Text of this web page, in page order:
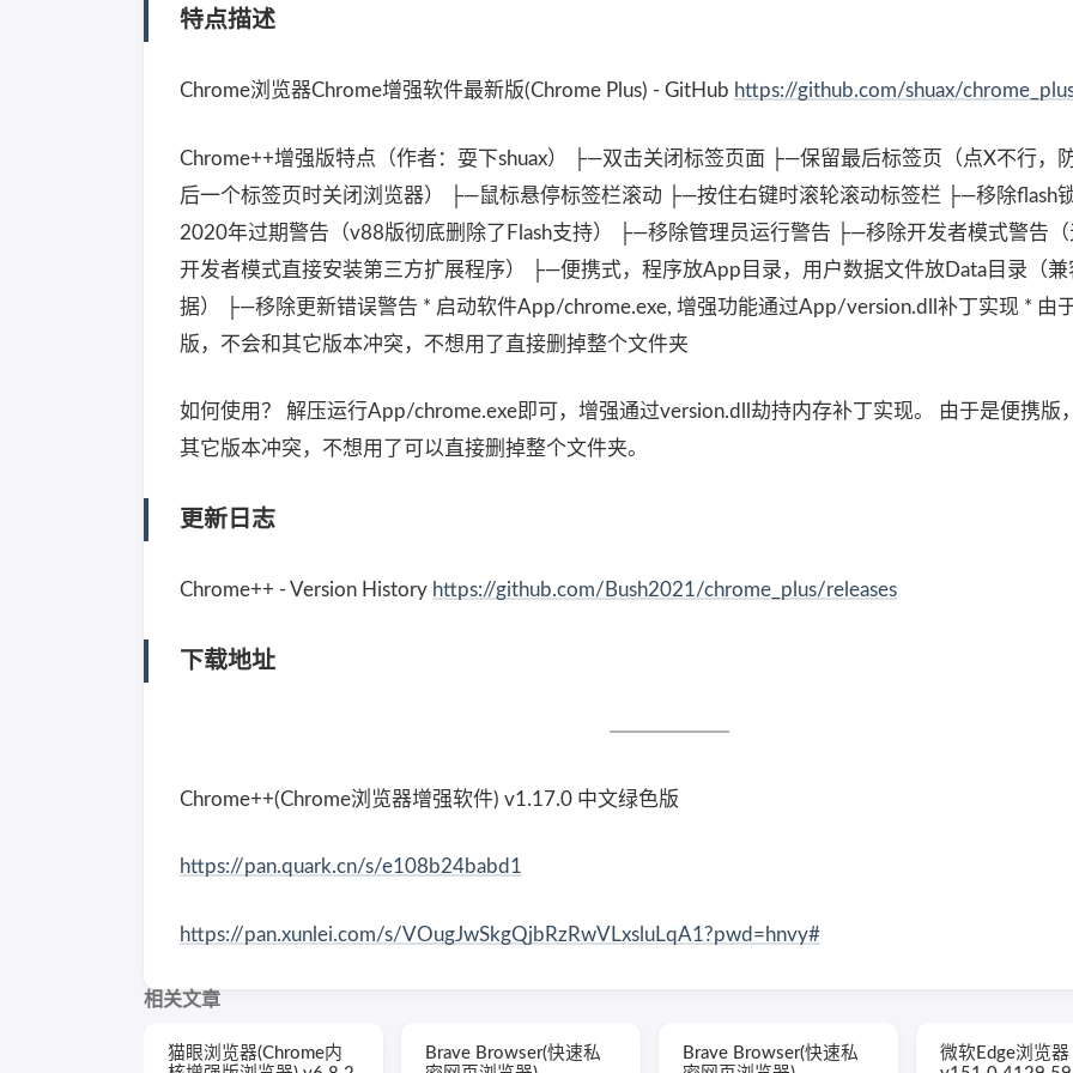
特点描述
Chrome浏览器Chrome增强软件最新版(Chrome Plus) - GitHub https://github.com/shuax/
Chrome++增强版特点（作者：耍下shuax） ├—双击关闭标签页面 ├—保留最后标签页（点X不行，
后一个标签页时关闭浏览器） ├—鼠标悬停标签栏滚动 ├—按住右键时滚轮滚动标签栏 ├—移除flash
2020年过期警告（v88版彻底删除了Flash支持） ├—移除管理员运行警告 ├—移除开发者模式警告（
开发者模式直接安装第三方扩展程序） ├—便携式，程序放App目录，用户数据文件放Data目录（兼
据） ├—移除更新错误警告 * 启动软件App/chrome.exe, 增强功能通过App/version.dll补丁实现 * 由
版，不会和其它版本冲突，不想用了直接删掉整个文件夹
如何使用？ 解压运行App/chrome.exe即可，增强通过version.dll劫持内存补丁实现。 由于是便携版
其它版本冲突，不想用了可以直接删掉整个文件夹。
更新日志
Chrome++ - Version History https://github.com/Bush2021/chrome_plus/releases
下载地址
Chrome++(Chrome浏览器增强软件) v1.17.0 中文绿色版
https://pan.quark.cn/s/e108b24babd1
https://pan.xunlei.com/s/VOugJwSkgQjbRzRwVLxsluLqA1?pwd=hnvy#
相关文章
猫眼浏览器(Chrome内
Brave Browser(快速私
Brave Browser(快速私
微软Edge浏览器